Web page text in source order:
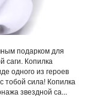
подарком для
саги. Копилка
одного из героев
тобой сила! Копилка
звездной са...